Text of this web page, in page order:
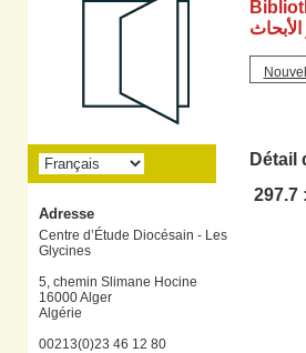
Détail
297.7
Adresse
Centre d’Étude Diocésain - Les
Glycines
5, chemin Slimane Hocine
16000 Alger
Algérie
00213(0)23 46 12 80